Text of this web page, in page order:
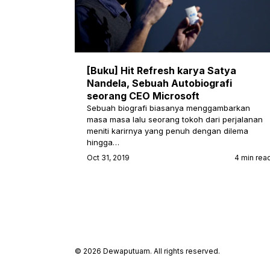
[Buku] Hit Refresh karya Satya
Nandela, Sebuah Autobiografi
seorang CEO Microsoft
Sebuah biografi biasanya menggambarkan
masa masa lalu seorang tokoh dari perjalanan
meniti karirnya yang penuh dengan dilema
hingga…
Oct 31, 2019 4 min
© 2026 Dewaputuam. All rights reserved.